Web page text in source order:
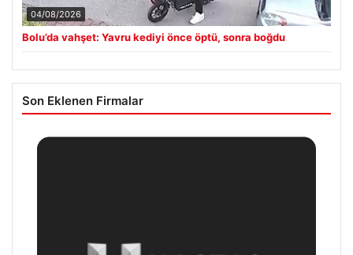
04/08/2026
Bolu’da vahşet: Yavru kediyi önce öptü, sonra boğdu
Son Eklenen Firmalar